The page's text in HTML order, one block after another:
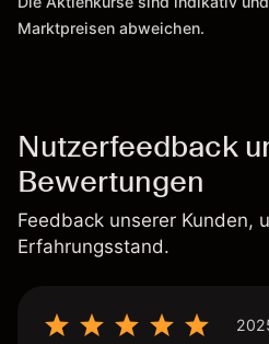
Marktpreisen abweichen.
Nutzerfeedback
Bewertungen
Feedback unserer Kunden,
Erfahrungsstand.